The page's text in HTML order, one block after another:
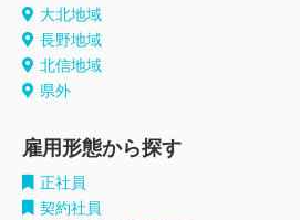
大北地域
長野地域
北信地域
県外
雇用形態から探す
正社員
契約社員